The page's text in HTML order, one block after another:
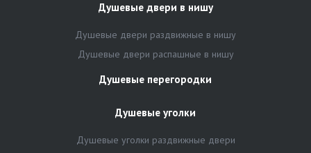
Душевые двери в нишу
Душевые двери раздвижные в нишу
Душевые двери распашные в нишу
Душевые перегородки
Душевые уголки
Душевые уголки раздвижные двери